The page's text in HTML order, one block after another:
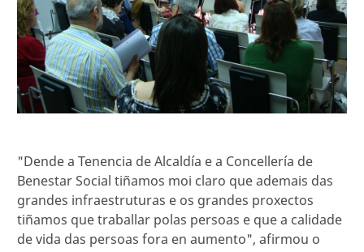
"Dende a Tenencia de Alcaldía e a Concellería de
Benestar Social tiñamos moi claro que ademais das
grandes infraestruturas e os grandes proxectos
tiñamos que traballar polas persoas e que a calidade
de vida das persoas fora en aumento", afirmou o